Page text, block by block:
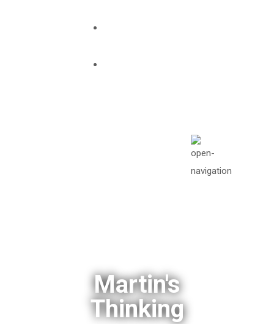
Martin's
Thinking